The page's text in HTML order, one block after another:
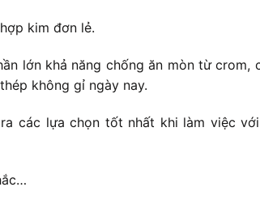
kim đơn lẻ.
lớn khả năng chống ăn mòn từ
không gỉ ngày nay.
các lựa chọn tốt nhất khi làm việc